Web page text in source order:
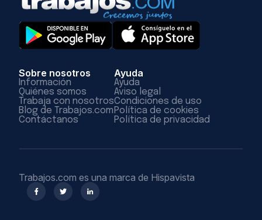
Sobre nosotros
Información
Quiénes somos
Trabaja con nosotros
Blog de Trabajos.com
Contáctanos
Ayuda
Ayuda
Aviso legal
Condiciones de uso
Política de cookies
Política de privacidad
Trabajos.com es una marca de Hispavista